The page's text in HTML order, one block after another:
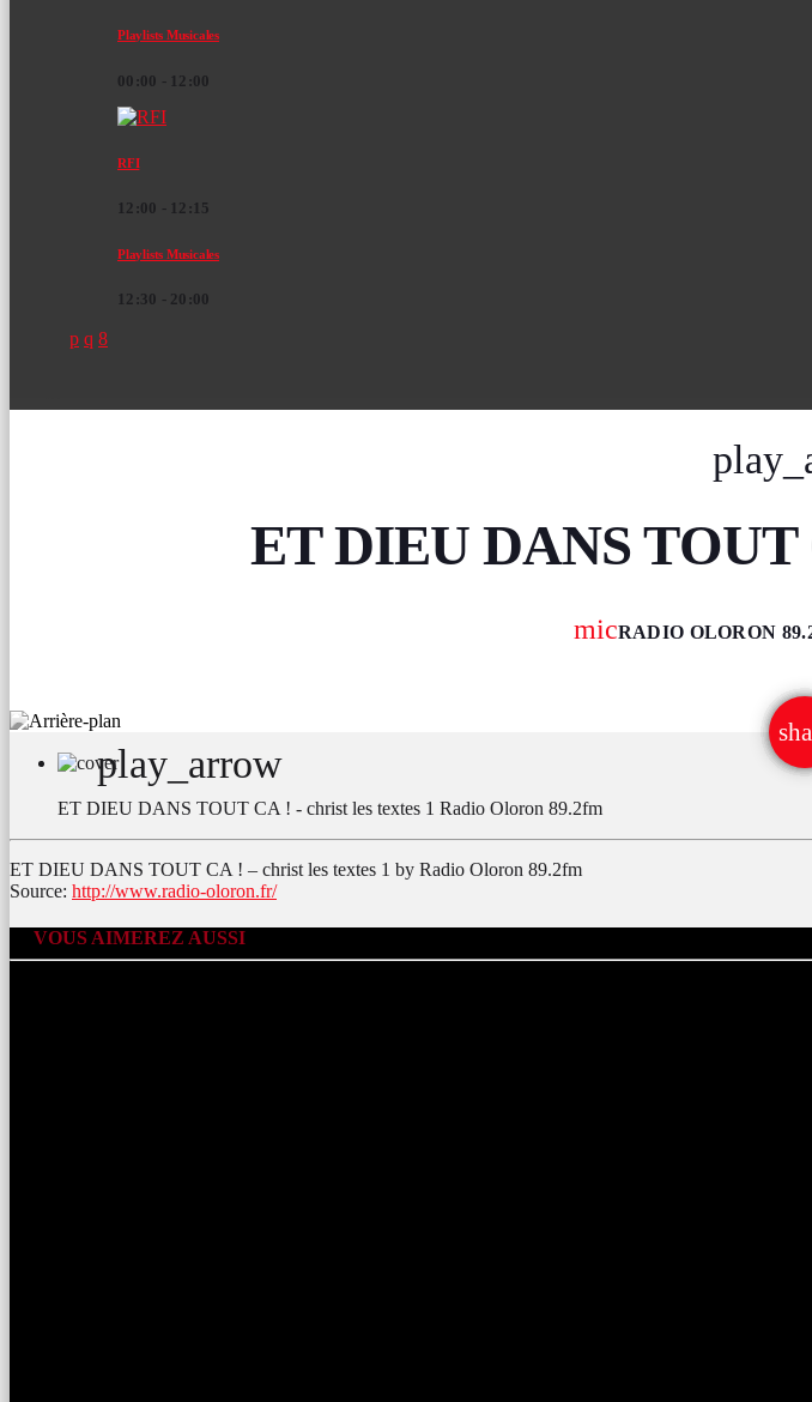
Playlists Musicales
00:00 - 12:00
RFI
12:00 - 12:15
Playlists Musicales
12:30 - 20:00
ET DIEU DANS TOUT
micRADIO OLORON
play_arrow
ET DIEU DANS TOUT CA ! - christ les textes 1 Radio Oloron 89.2fm
ET DIEU DANS TOUT CA ! – christ les textes 1 by Radio Oloron 89.2fm
Source: http://www.radio-oloron.fr/
VOUS AIMEREZ AUSSI